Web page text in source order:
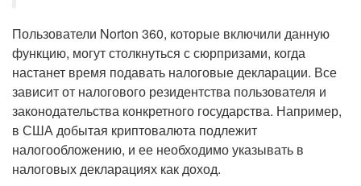
Пользователи Norton 360, которые включили данную
функцию, могут столкнуться с сюрпризами, когда
настанет время подавать налоговые декларации. Все
зависит от налогового резидентства пользователя и
законодательства конкретного государства. Например,
в США добытая криптовалюта подлежит
налогообложению, и ее необходимо указывать в
налоговых декларациях как доход.